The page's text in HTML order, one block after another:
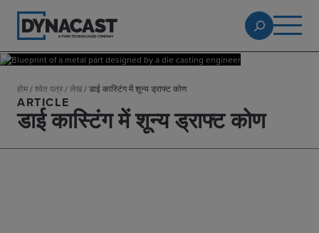
होम/श्वेत पत्र/लेख/डाई कास्टिंग में शून्य ड्राफ्ट कोण
ARTICLE
डाई कास्टिंग में शून्य ड्राफ्ट कोण